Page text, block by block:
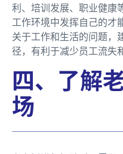
利、培训发展、职业健康
工作环境中发挥自己的才
关于工作和生活的问题，
径，有利于减少员工流失
四、了解
场